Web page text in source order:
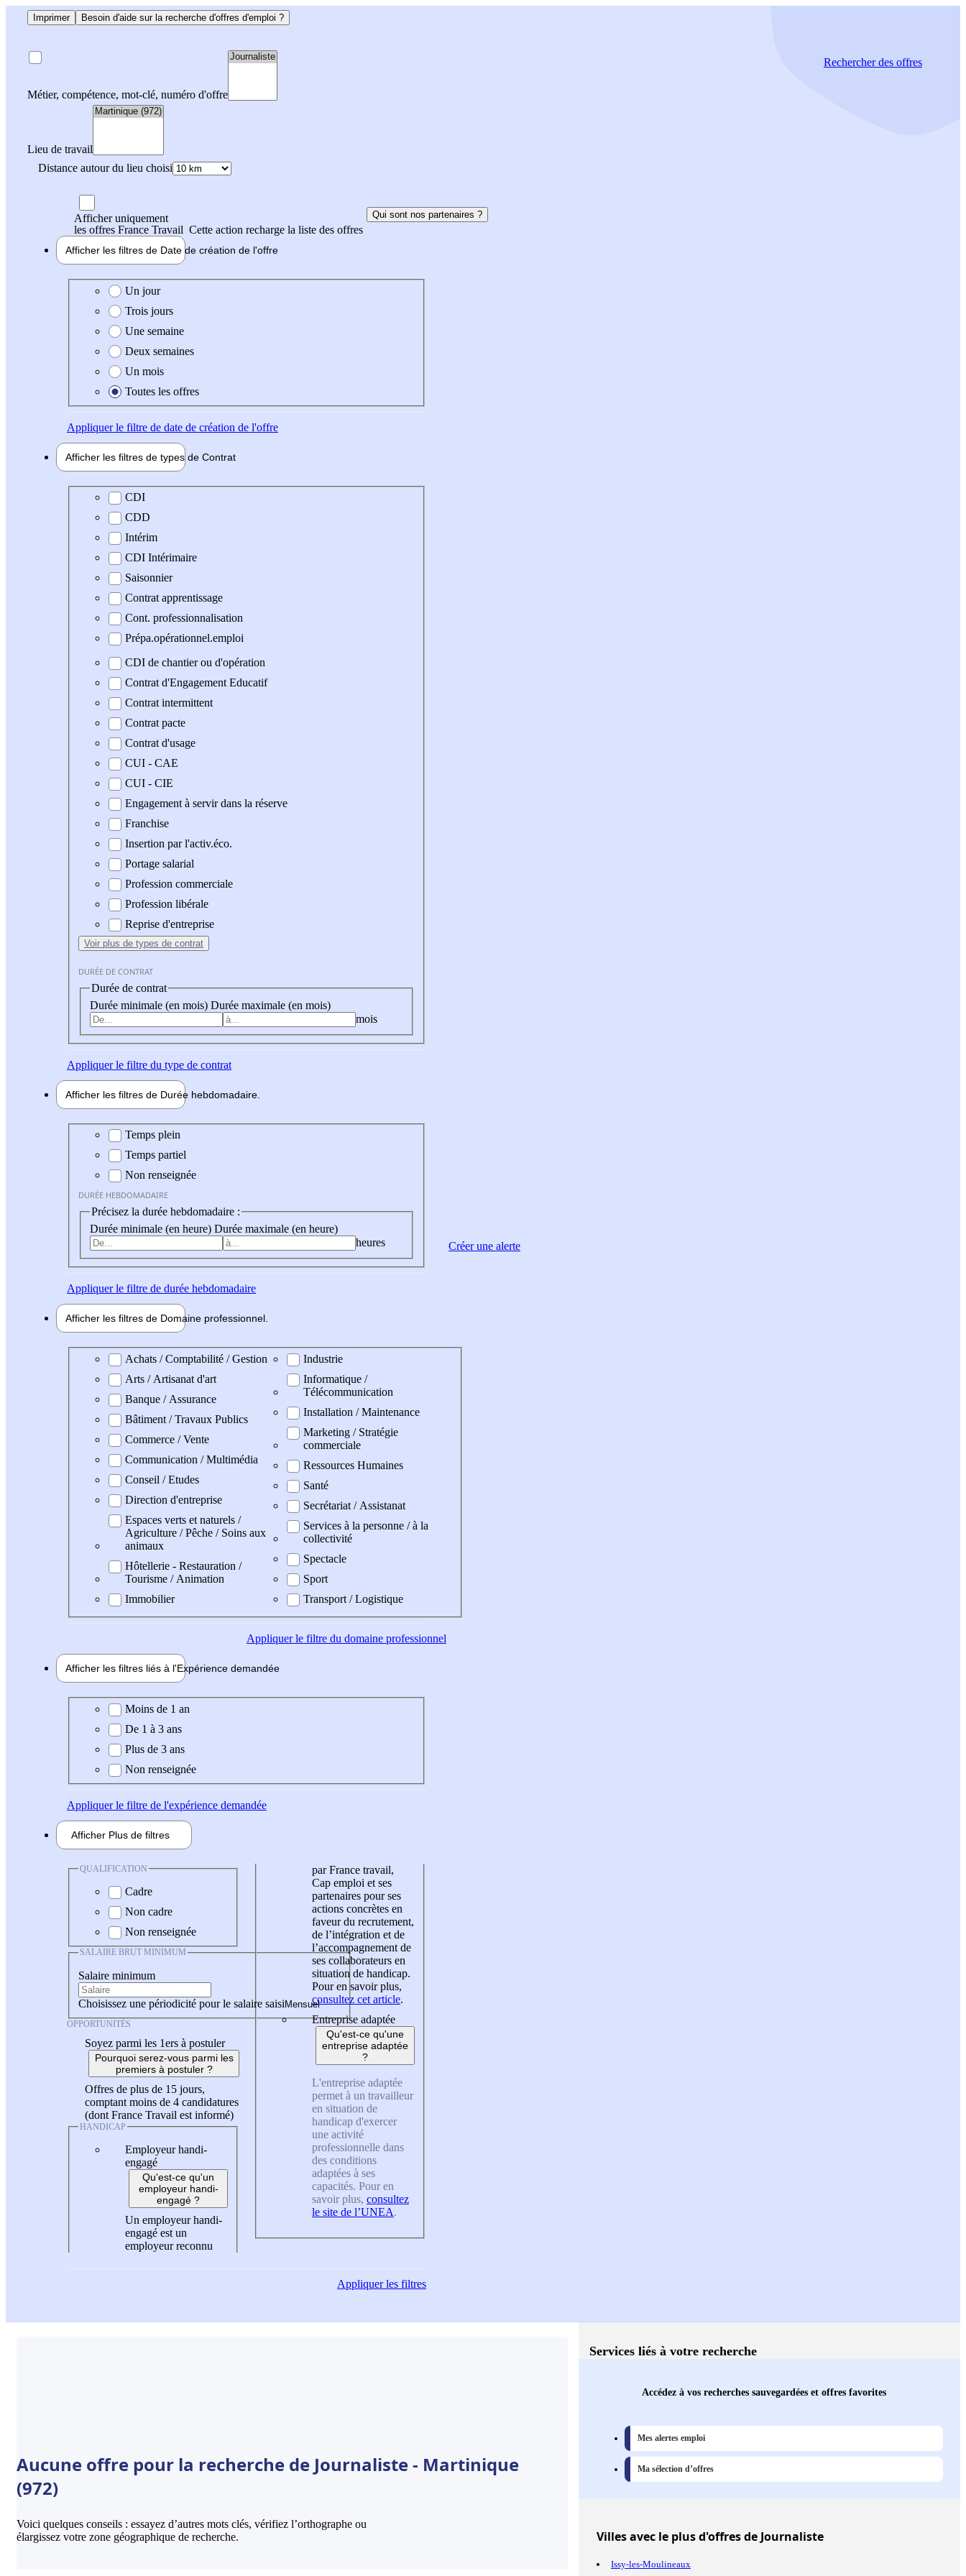
Imprimer Besoin d'aide sur la recherche d'offres d'emploi ?
Métier, compétence, mot-clé, numéro d'offre
Lieu de travail
Distance autour du lieu choisi
Rechercherdes offres
Afficher uniquement
les offres France Travail Cette action recharge la liste des offres
Qui sont nos partenaires ?
Afficher les filtres de Date de création de l'offre
Date de création de l'offre
Un jour
Trois jours
Une semaine
Deux semaines
Un mois
Toutes les offres
Appliquerle filtre de date de création de l'offre
Afficher les filtres de types de Contrat
Type de contrat
CDI
CDD
Intérim
CDI Intérimaire
Saisonnier
Contrat apprentissage
Cont. professionnalisation
Prépa.opérationnel.emploi
CDI de chantier ou d'opération
Contrat d'Engagement Educatif
Contrat intermittent
Contrat pacte
Contrat d'usage
CUI - CAE
CUI - CIE
Engagement à servir dans la réserve
Franchise
Insertion par l'activ.éco.
Portage salarial
Profession commerciale
Profession libérale
Reprise d'entreprise
Voir plus de types de contrat
DURÉE DE CONTRAT
Durée de contrat
Durée minimale (en mois) Durée maximale (en mois)
mois
Appliquerle filtre du type de contrat
Afficher les filtres de Durée hebdomadaire
Durée hebdomadaire
Temps plein
Temps partiel
Non renseignée
DURÉE HEBDOMADAIRE
Précisez la durée hebdomadaire :
Durée minimale (en heure) Durée maximale (en heure)
heures
Appliquerle filtre de durée hebdomadaire
Afficher les filtres de Domaine professionnel
Domaine professionel
Achats / Comptabilité / Gestion
Arts / Artisanat d'art
Banque / Assurance
Bâtiment / Travaux Publics
Commerce / Vente
Communication / Multimédia
Conseil / Etudes
Direction d'entreprise
Espaces verts et naturels /
Agriculture / Pêche / Soins aux
animaux
Hôtellerie - Restauration /
Tourisme / Animation
Immobilier
Industrie
Informatique /
Télécommunication
Installation / Maintenance
Marketing / Stratégie
commerciale
Ressources Humaines
Santé
Secrétariat / Assistanat
Services à la personne / à la
collectivité
Spectacle
Sport
Transport / Logistique
Appliquerle filtre du domaine professionnel
Afficher les filtres liés à l'Expérience demandée
Expérience demandée
Moins de 1 an
De 1 à 3 ans
Plus de 3 ans
Non renseignée
Appliquerle filtre de l'expérience demandée
Afficher Plus de filtres
QUALIFICATION
Cadre
Non cadre
Non renseignée
SALAIRE BRUT MINIMUM
Salaire minimum
Choisissez une périodicité pour le salaire saisi
OPPORTUNITÉS
Soyez parmi les 1ers à postuler
Pourquoi serez-vous parmi les
premiers à postuler ?
Offres de plus de 15 jours,
comptant moins de 4 candidatures
(dont France Travail est informé)
HANDICAP
Employeur handi-
engagé
Qu'est-ce qu'un
employeur handi-
engagé ?
Un employeur handi-
engagé est un
employeur reconnu
par France travail,
Cap emploi et ses
partenaires pour ses
actions concrètes en
faveur du recrutement,
de l’intégration et de
l’accompagnement de
ses collaborateurs en
situation de handicap.
Pour en savoir plus,
consultez cet article.
Entreprise adaptée
Qu'est-ce qu'une
entreprise adaptée
?
L'entreprise adaptée
permet à un travailleur
en situation de
handicap d'exercer
une activité
professionnelle dans
des conditions
adaptées à ses
capacités. Pour en
savoir plus, consultez
le site de l’UNEA.
Appliquerles filtres
Créer une alerte
Aucune offre pour la recherche de Journaliste - Martinique
(972)
Voici quelques conseils : essayez d’autres mots clés, vérifiez l’orthographe ou
élargissez votre zone géographique de recherche.
Services liés à votre recherche
Accédez à vos recherches sauvegardées et offres favorites
Mes alertes emploi
Ma sélection d’offres
Villesavec le plus d'offres de Journaliste
Issy-les-Moulineaux